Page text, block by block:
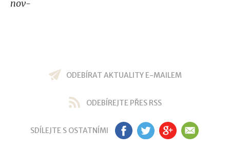
nov-
ODEBÍRAT AKTUALITY E-MAILEM
ODEBÍREJTE PŘES RSS
SDÍLEJTE S OSTATNÍMI FB TW GP EM